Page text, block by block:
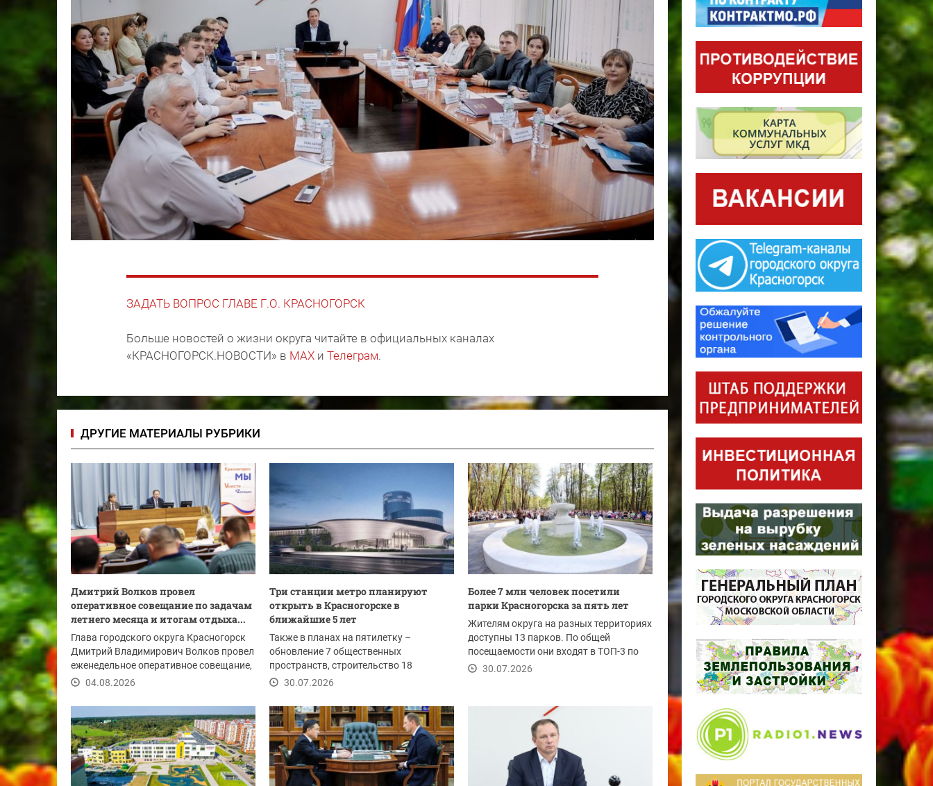
ЗАДАТЬ ВОПРОС ГЛАВЕ Г.О. КРАСНОГОРСК
Больше новостей о жизни округа читайте в официальных каналах
«КРАСНОГОРСК.НОВОСТИ» в MAX и Телеграм.
ДРУГИЕ МАТЕРИАЛЫ РУБРИКИ
Дмитрий Волков провел
оперативное совещание по задачам
летнего месяца и итогам отдыха...
Глава городского округа Красногорск
Дмитрий Владимирович Волков провел
еженедельное оперативное совещание,
в начале...
04.08.2026
Три станции метро планируют
открыть в Красногорске в
ближайшие 5 лет
Также в планах на пятилетку –
обновление 7 общественных
пространств, строительство 18
образовательных организаций и 4...
30.07.2026
Более 7 млн человек посетили
парки Красногорска за пять лет
Жителям округа на разных территориях
доступны 13 парков. По общей
посещаемости они входят в ТОП-3 по
Подмосковью.
30.07.2026